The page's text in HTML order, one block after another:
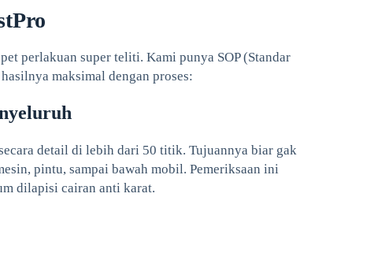
perlakuan super teliti. Kami punya SOP (Standar
maksimal dengan proses:
detail di lebih dari 50 titik. Tujuannya biar gak
pintu, sampai bawah mobil. Pemeriksaan ini
dilapisi cairan anti karat.